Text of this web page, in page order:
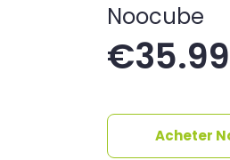
Noocube
€35.99
Acheter